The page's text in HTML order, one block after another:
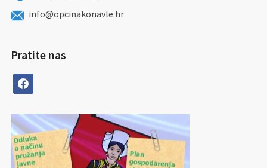
info@opcinakonavle.hr
Pratite nas
facebook